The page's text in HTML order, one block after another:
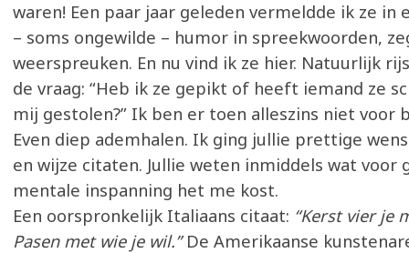
waren! Een paar jaar geleden vermeldde ik ze in
– soms ongewilde – humor in spreekwoorden,
weerspreuken. En nu vind ik ze hier. Natuurlijk
de vraag: “Heb ik ze gepikt of heeft iemand ze
mij gestolen?” Ik ben er toen alleszins niet voor
Even diep ademhalen. Ik ging jullie prettige
en wijze citaten. Jullie weten inmiddels wat voor
mentale inspanning het me kost.
Een oorspronkelijk Italiaans citaat: “Kerst vier je
Pasen met wie je wil.”De Amerikaanse